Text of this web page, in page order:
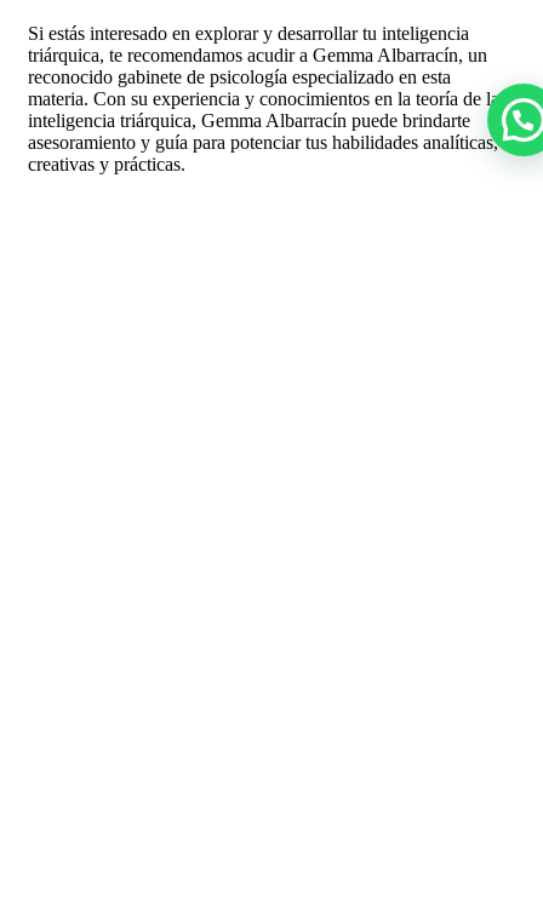
Si estás interesado en explorar y desarrollar tu inteligencia
triárquica, te recomendamos acudir a Gemma Albarracín, un
reconocido gabinete de psicología especializado en esta
materia. Con su experiencia y conocimientos en la teoría de la
inteligencia triárquica, Gemma Albarracín puede brindarte
asesoramiento y guía para potenciar tus habilidades analíticas,
creativas y prácticas.